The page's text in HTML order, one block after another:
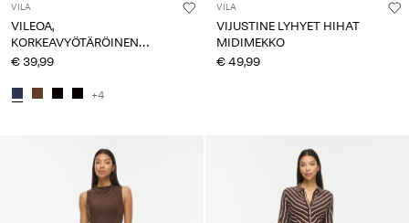
VILA
VILEOA,
KORKEAVYÖTÄRÖINEN
MAKSIHAME
€ 39,99
+4
VILA
VIJUSTINE LYHYET HIHAT
MIDIMEKKO
€ 49,99